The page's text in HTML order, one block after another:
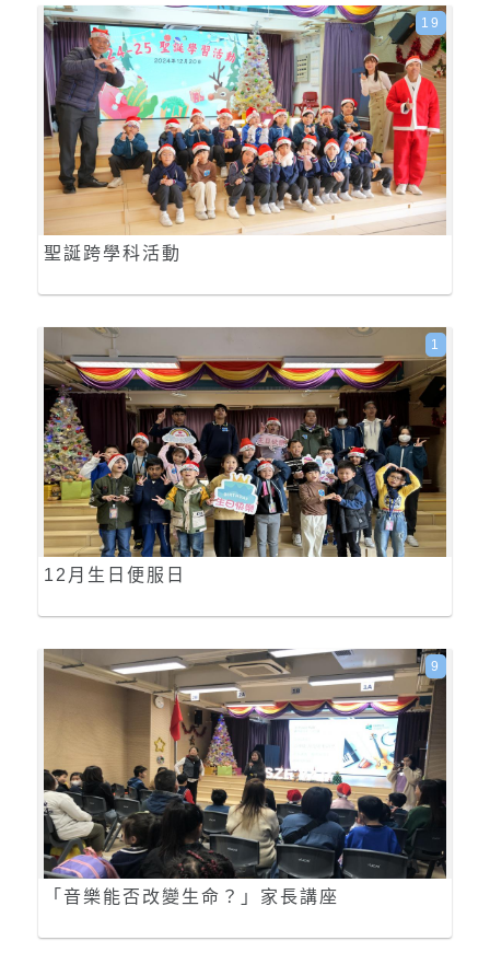
聖誕跨學科活動
19
12月生日便服日
1
「音樂能否改變生命？」家長講座
9